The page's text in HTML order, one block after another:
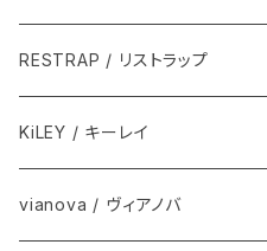
RESTRAP / リストラップ
KiLEY / キーレイ
vianova / ヴィアノバ